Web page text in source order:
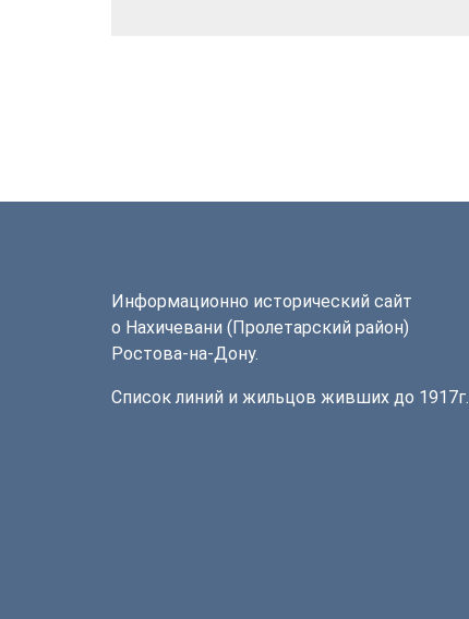
Информационно исторический сайт
о Нахичевани (Пролетарский район)
Ростова-на-Дону.
Список линий и жильцов живших до 1917г.